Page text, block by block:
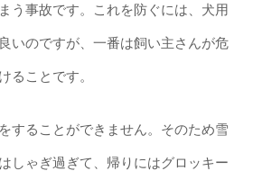
う事故です。これを防ぐには、犬用
いのですが、一番は飼い主さんが危
ることです。
することができません。そのため雪
しゃぎ過ぎて、帰りにはグロッキー